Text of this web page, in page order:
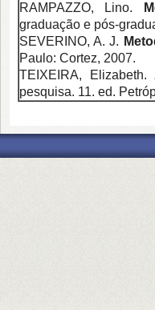
RAMPAZZO, Lino.
graduação e pós-
SEVERINO, A. J.
Paulo: Cortez, 2007.
TEIXEIRA, Elizabeth.
pesquisa. 11. ed.